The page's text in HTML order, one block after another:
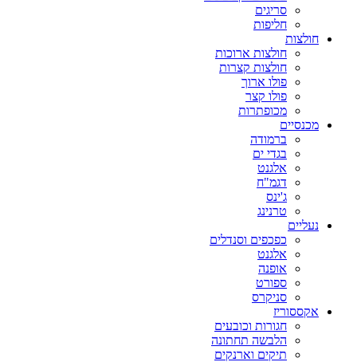
סריגים
חליפות
חולצות
חולצות ארוכות
חולצות קצרות
פולו ארוך
פולו קצר
מכופתרות
מכנסיים
ברמודה
בגדי ים
אלגנט
דגמ"ח
ג'ינס
טרנינג
נעליים
כפכפים וסנדלים
אלגנט
אופנה
ספורט
סניקרס
אקססוריז
חגורות וכובעים
הלבשה תחתונה
תיקים וארנקים